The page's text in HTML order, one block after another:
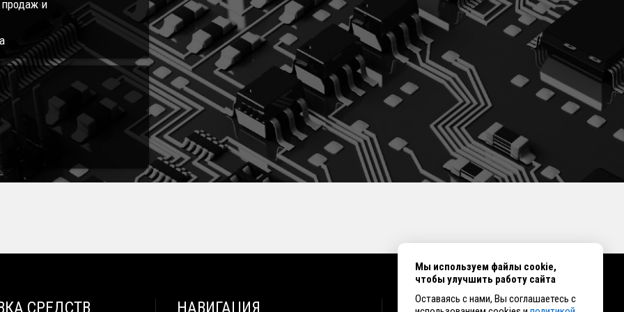
продаж и
Мы используем файлы cookie,
чтобы улучшить работу сайта
Оставаясь с нами, Вы соглашаетесь с